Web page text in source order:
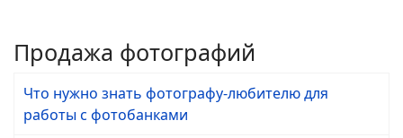
Продажа фотографий
Что нужно знать фотографу-любителю для
работы с фотобанками